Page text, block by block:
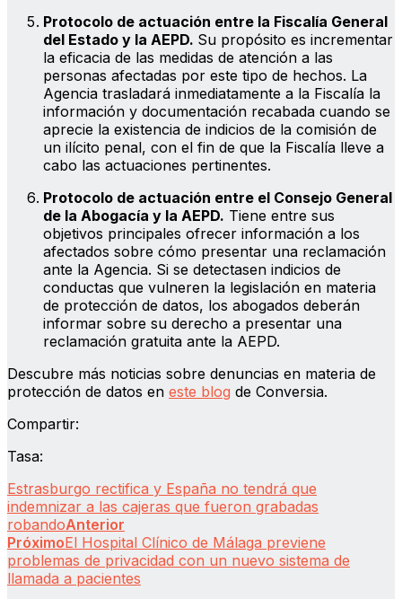
Protocolo de actuación entre la Fiscalía General
del Estado y la AEPD. Su propósito es incrementar
la eficacia de las medidas de atención a las
personas afectadas por este tipo de hechos. La
Agencia trasladará inmediatamente a la Fiscalía la
información y documentación recabada cuando se
aprecie la existencia de indicios de la comisión de
un ilícito penal, con el fin de que la Fiscalía lleve a
cabo las actuaciones pertinentes.
Protocolo de actuación entre el Consejo General
de la Abogacía y la AEPD. Tiene entre sus
objetivos principales ofrecer información a los
afectados sobre cómo presentar una reclamación
ante la Agencia. Si se detectasen indicios de
conductas que vulneren la legislación en materia
de protección de datos, los abogados deberán
informar sobre su derecho a presentar una
reclamación gratuita ante la AEPD.
Descubre más noticias sobre denuncias en materia de
protección de datos en este blog de Conversia.
Compartir:
Tasa:
Estrasburgo rectifica y España no tendrá que
indemnizar a las cajeras que fueron grabadas
robandoAnterior
PróximoEl Hospital Clínico de Málaga previene
problemas de privacidad con un nuevo sistema de
llamada a pacientes